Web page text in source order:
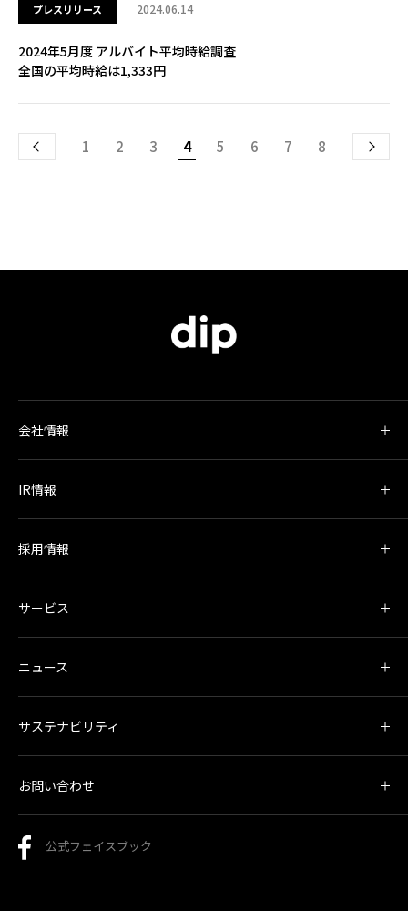
プレスリリース 2024.06.14
2024年5月度 アルバイト平均時給調査
全国の平均時給は1,333円
1 2 3 4 5 6 7 8
会社情報
IR情報
採用情報
サービス
ニュース
サステナビリティ
お問い合わせ
公式フェイスブック